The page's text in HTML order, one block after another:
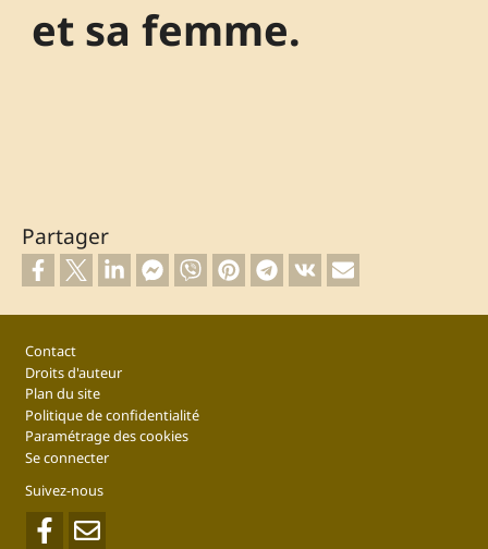
et sa femme.
Partager
Footer
Contact
Droits d'auteur
Plan du site
Politique de confidentialité
Paramétrage des cookies
Se connecter
Suivez-nous